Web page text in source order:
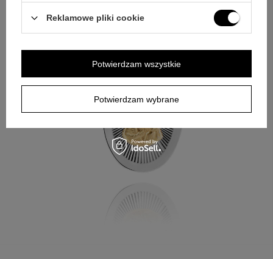
Reklamowe pliki cookie
Potwierdzam wybrane
Potwierdzam wszystkie